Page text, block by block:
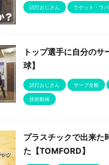
試打おじさん ラケット・ラ
トップ選手に自分の
球】
試打おじさん サーブ全般
技術動画
プラスチックで出来た
た【TOMFORD】